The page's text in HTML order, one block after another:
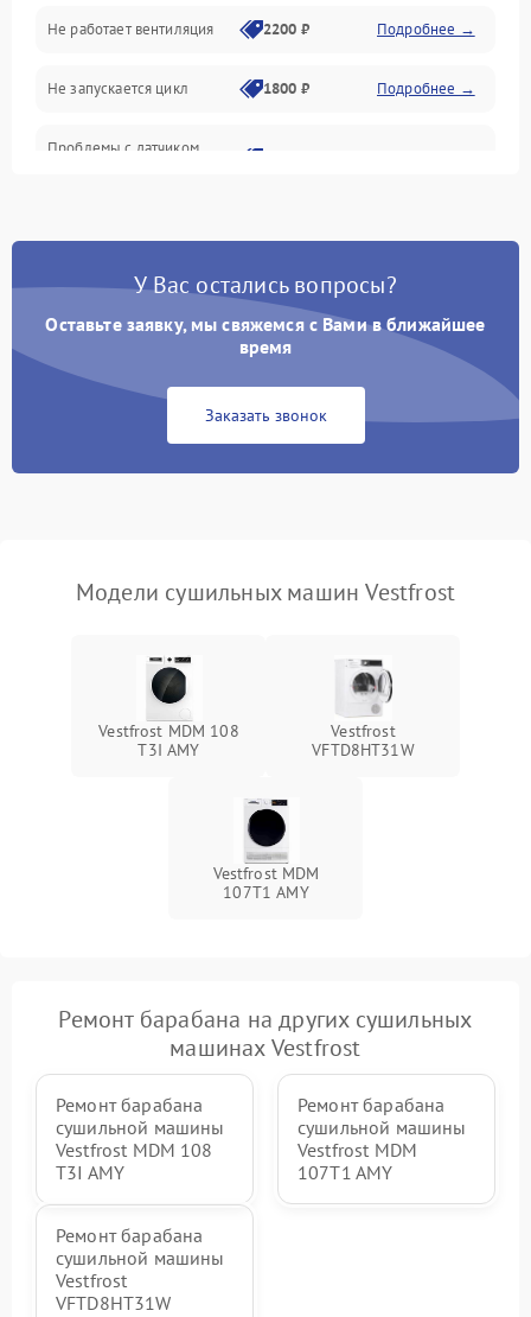
Безопасность
Не работает вентиляция 2200 ₽ Подробнее →
Не запускается цикл 1800 ₽ Подробнее →
Проблемы с датчиком
Проблемы с блоком
1800 ₽ Подробнее →
Не завершает программу Подробнее →
1500 ₽ Подробнее →
У Вас остались вопросы?
Оставьте заявку, мы свяжемся с Вами в ближайшее
время
Заказать звонок
Модели сушильных машин Vestfrost
Vestfrost MDM 108
T3I AMY
Vestfrost
VFTD8HT31W
Vestfrost MDM
107T1 AMY
Ремонт барабана на других сушильных
машинах Vestfrost
Ремонт барабана
сушильной машины
Vestfrost MDM 108
T3I AMY
Ремонт барабана
сушильной машины
Vestfrost MDM
107T1 AMY
Ремонт барабана
сушильной машины
Vestfrost
VFTD8HT31W